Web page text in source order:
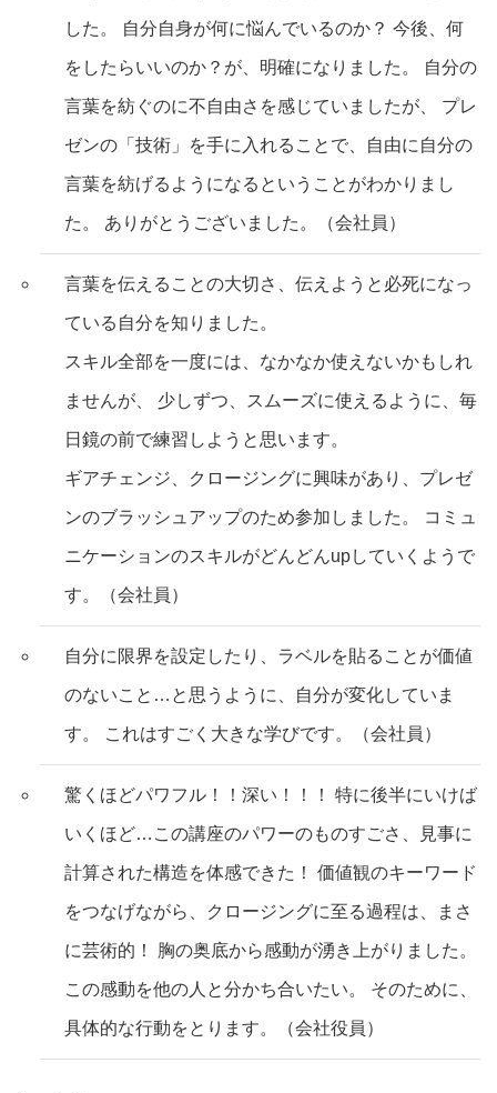
した。 自分自身が何に悩んでいるのか？ 今後、何
をしたらいいのか？が、明確になりました。 自分の
言葉を紡ぐのに不自由さを感じていましたが、 プレ
ゼンの「技術」を手に入れることで、自由に自分の
言葉を紡げるようになるということがわかりまし
た。 ありがとうございました。（会社員）
言葉を伝えることの大切さ、伝えようと必死になっ
ている自分を知りました。
スキル全部を一度には、なかなか使えないかもしれ
ませんが、 少しずつ、スムーズに使えるように、毎
日鏡の前で練習しようと思います。
ギアチェンジ、クロージングに興味があり、プレゼ
ンのブラッシュアップのため参加しました。 コミュ
ニケーションのスキルがどんどんupしていくようで
す。（会社員）
自分に限界を設定したり、ラベルを貼ることが価値
のないこと…と思うように、自分が変化していま
す。 これはすごく大きな学びです。（会社員）
驚くほどパワフル！！深い！！！ 特に後半にいけば
いくほど…この講座のパワーのものすごさ、見事に
計算された構造を体感できた！ 価値観のキーワード
をつなげながら、クロージングに至る過程は、まさ
に芸術的！ 胸の奥底から感動が湧き上がりました。
この感動を他の人と分かち合いたい。 そのために、
具体的な行動をとります。（会社役員）